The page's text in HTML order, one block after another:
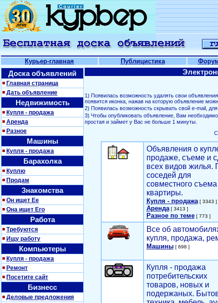
Курьер-главная Публицистика
Доска объявлений
Главная страница
Дать объявление
Недвижимость
Купля - продажа
Аренда
Разное
Машины
Купля - продажа
Барахолка
Куплю
Продам
Знакомства
Он ищет Ее
Она ищет Его
Работа
Требуются
Ищу работу
Компьютеры
Купля - продажа
Ремонт
Посетите сайт
Бизнесс
Деловые предложения
1) Появилась возможность удалять свои
появится иконка, нажав на которую объявление
2) Появилась возможность скрывать свой е-mail,
3) Чтобы опубликовать объявление, Вам
простая и займет у Вас не больше 1 минуты.
Объявления о
продаже, съеме и
всех видов жилья.
соседей для
совместного съема
квартиры.
Купля - продажа[ 3343 ]
Аренда[ 3413 ]
Разное по теме[ 773 ]
Все об
купля, продажа,
Машины[ 698 ]
Купля - продажа
потребительских
товаров, новых и
подержаных.